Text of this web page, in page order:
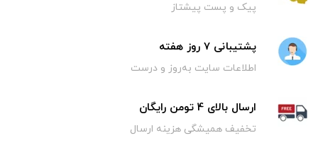
پیک و پست پیشتاز
پشتیبانی 7 روز هفته
اطلاعات سایت به‌روز و درست
ارسال بالای 4 تومن رایگان
تخفیف همیشگی هزینه ارسال